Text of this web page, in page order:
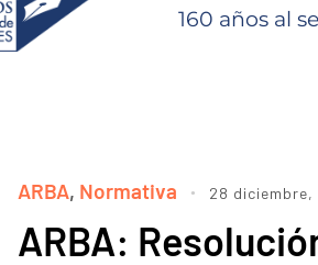
160 años al
ARBA, Normativa 28 diciembre,
ARBA: